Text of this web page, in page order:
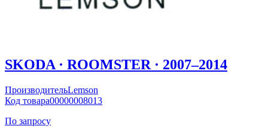
SKODA · ROOMSTER · 2007–2014
ПроизводительLemson
Код товара00000008013
По запросу